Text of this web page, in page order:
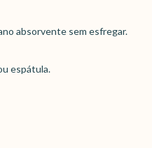
absorvente sem esfregar.
espátula.